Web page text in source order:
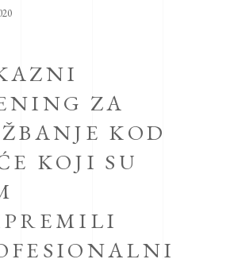
ZA
KOD
KOJI SU